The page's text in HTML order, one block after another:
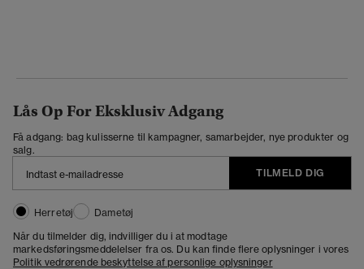
Lås Op For Eksklusiv Adgang
Få adgang: bag kulisserne til kampagner, samarbejder, nye produkter og
salg.
TILMELD DIG
Herretøj
Dametøj
Når du tilmelder dig, indvilliger du i at modtage
markedsføringsmeddelelser fra os. Du kan finde flere oplysninger i vores
Politik vedrørende beskyttelse af personlige oplysninger